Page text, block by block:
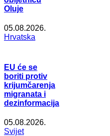
Oluje
05.08.2026.
Hrvatska
EU će se
boriti protiv
krijumčarenja
migranata i
dezinformacija
05.08.2026.
Svijet